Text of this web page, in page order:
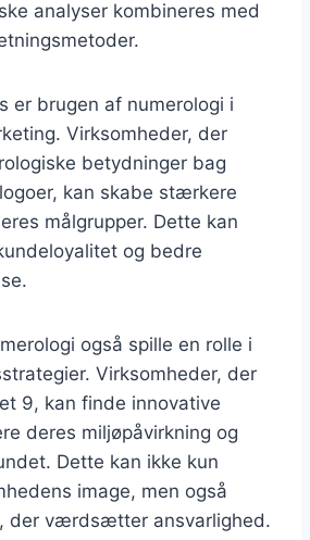
analyser kombineres med
er brugen af numerologi i
Virksomheder, der
betydninger bag
kan skabe stærkere
målgrupper. Dette kan
og bedre
også spille en rolle i
Virksomheder, der
9, kan finde innovative
deres miljøpåvirkning og
Dette kan ikke kun
image, men også
der værdsætter ansvarlighed.